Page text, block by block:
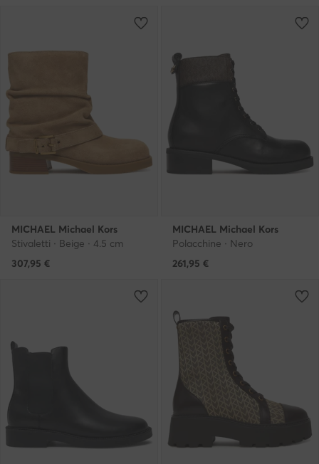
MICHAEL Michael Kors
Stivaletti · Beige · 4.5 cm
307,95 €
MICHAEL Michael Kors
Polacchine · Nero
261,95 €